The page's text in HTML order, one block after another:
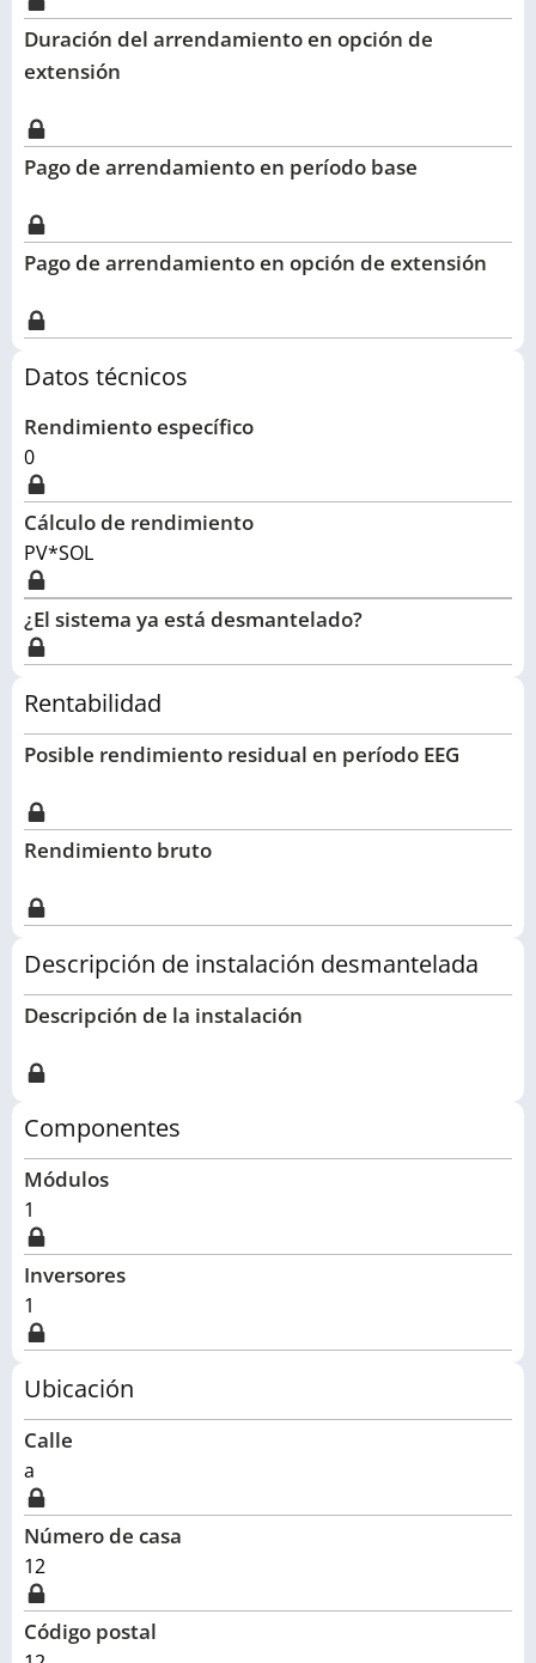
Duración del arrendamiento en opción de
extensión
Pago de arrendamiento en período base
Pago de arrendamiento en opción de extensión
Datos técnicos
Rendimiento específico
0
Cálculo de rendimiento
PV*SOL
¿El sistema ya está desmantelado?
Rentabilidad
Posible rendimiento residual en período EEG
Rendimiento bruto
Descripción de instalación desmantelada
Descripción de la instalación
Componentes
Módulos
1
Inversores
1
Ubicación
Calle
a
Número de casa
12
Código postal